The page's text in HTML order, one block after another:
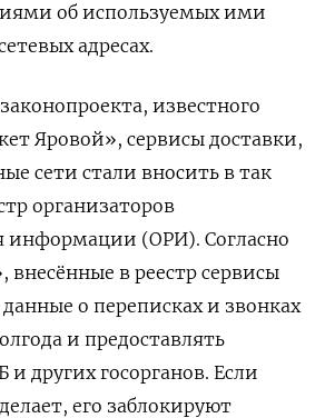
об используемых ими
адресах.
известного
Яровой», сервисы доставки,
сети стали вносить в так
организаторов
информации (ОРИ). Согласно
внесённые в реестр сервисы
о переписках и звонках
и предоставлять
и других госорганов. Если
его заблокируют